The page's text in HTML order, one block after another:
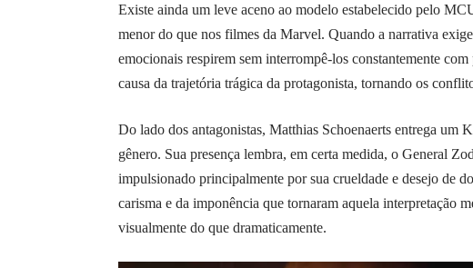
Existe ainda um leve aceno ao modelo estabelecido pelo
menor do que nos filmes da Marvel. Quando a narrativa
emocionais respirem sem interrompê-los constantemente
causa da trajetória trágica da protagonista, tornando os
Do lado dos antagonistas, Matthias Schoenaerts entrega um
gênero. Sua presença lembra, em certa medida, o General
impulsionado principalmente por sua crueldade e desejo de
carisma e da imponência que tornaram aquela interpretação
visualmente do que dramaticamente.